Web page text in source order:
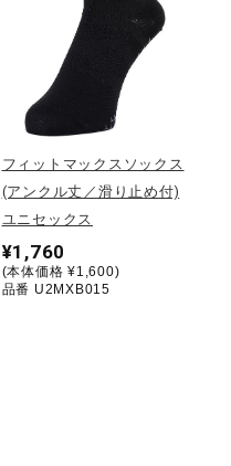
フィットマックスソックス
(アンクル丈／滑り止め付)
ユニセックス
¥1,760
(本体価格 ¥1,600)
品番 U2MXB015